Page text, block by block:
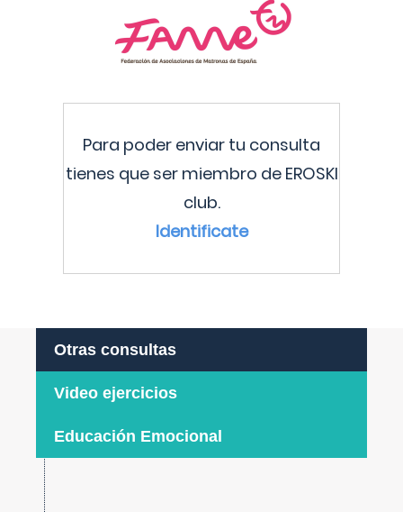
Para poder enviar tu consulta
tienes que ser miembro de EROSKI
club.
Identificate
Otras consultas
Video ejercicios
Educación Emocional